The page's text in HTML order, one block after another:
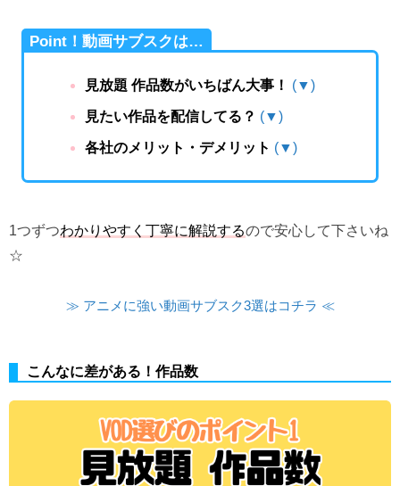
Point！動画サブスクは…
見放題 作品数がいちばん大事！ (▼)
見たい作品を配信してる？ (▼)
各社のメリット・デメリット (▼)
1つずつわかりやすく丁寧に解説するので安心して下さいね
☆
≫ アニメに強い動画サブスク3選はコチラ ≪
こんなに差がある！作品数